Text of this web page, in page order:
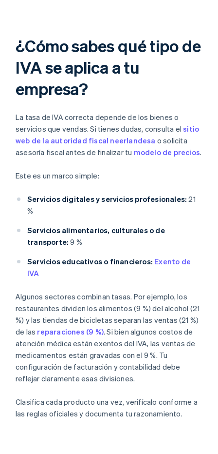
¿Cómo sabes qué tipo de
IVA se aplica a tu
empresa?
La tasa de IVA correcta depende de los bienes o
servicios que vendas. Si tienes dudas, consulta elsitio
web de la autoridad fiscal neerlandesa o solicita
asesoría fiscal antes de finalizar tu modelo de precios.
Este es un marco simple:
Servicios digitales y servicios profesionales: 21
%
Servicios alimentarios, culturales o de
transporte: 9 %
Servicios educativos o financieros: Exento de
IVA
Algunos sectores combinan tasas. Por ejemplo, los
restaurantes dividen los alimentos (9 %) del alcohol (21
%) y las tiendas de bicicletas separan las ventas (21 %)
de las reparaciones (9 %). Si bien algunos costos de
atención médica están exentos del IVA, las ventas de
medicamentos están gravadas con el 9 %. Tu
configuración de facturación y contabilidad debe
reflejar claramente esas divisiones.
Clasifica cada producto una vez, verifícalo conforme a
las reglas oficiales y documenta tu razonamiento.